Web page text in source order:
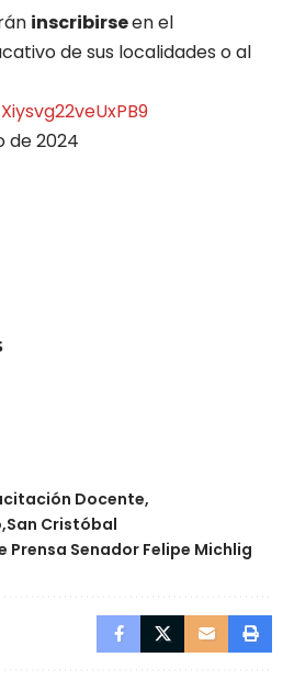
inscribirseen el
de sus localidades o al
de 2024
Docente
San Cristóbal
Prensa Senador Felipe Michlig